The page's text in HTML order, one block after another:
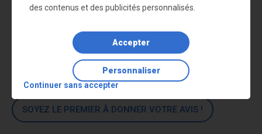
Le support peut être utilisé avec lessacs poubelles 400 l
Commentaires
SOYEZ LE PREMIER À DONNER VOTRE AVIS !
des contenus et des publicités personnalisés.
Personnaliser
Accepter
Continuer sans accepter